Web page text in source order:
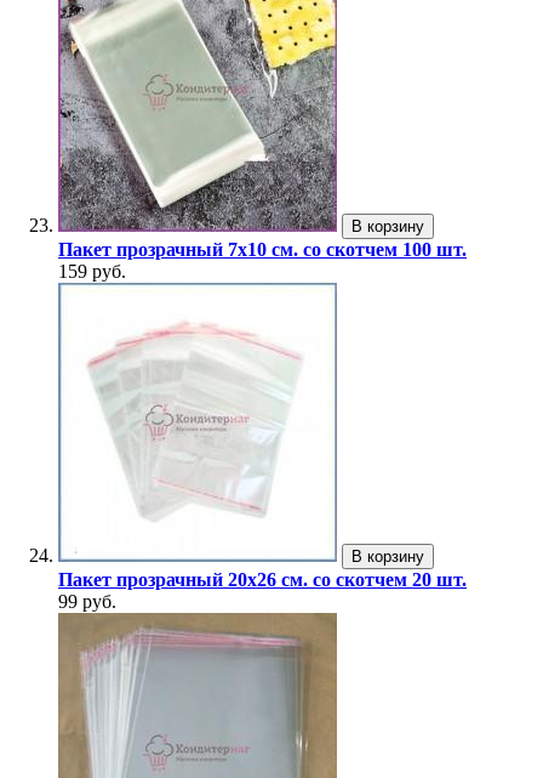
В корзину
Пакет прозрачный 7х10 см. со скотчем 100 шт.
159 руб.
В корзину
Пакет прозрачный 20х26 см. со скотчем 20 шт.
99 руб.